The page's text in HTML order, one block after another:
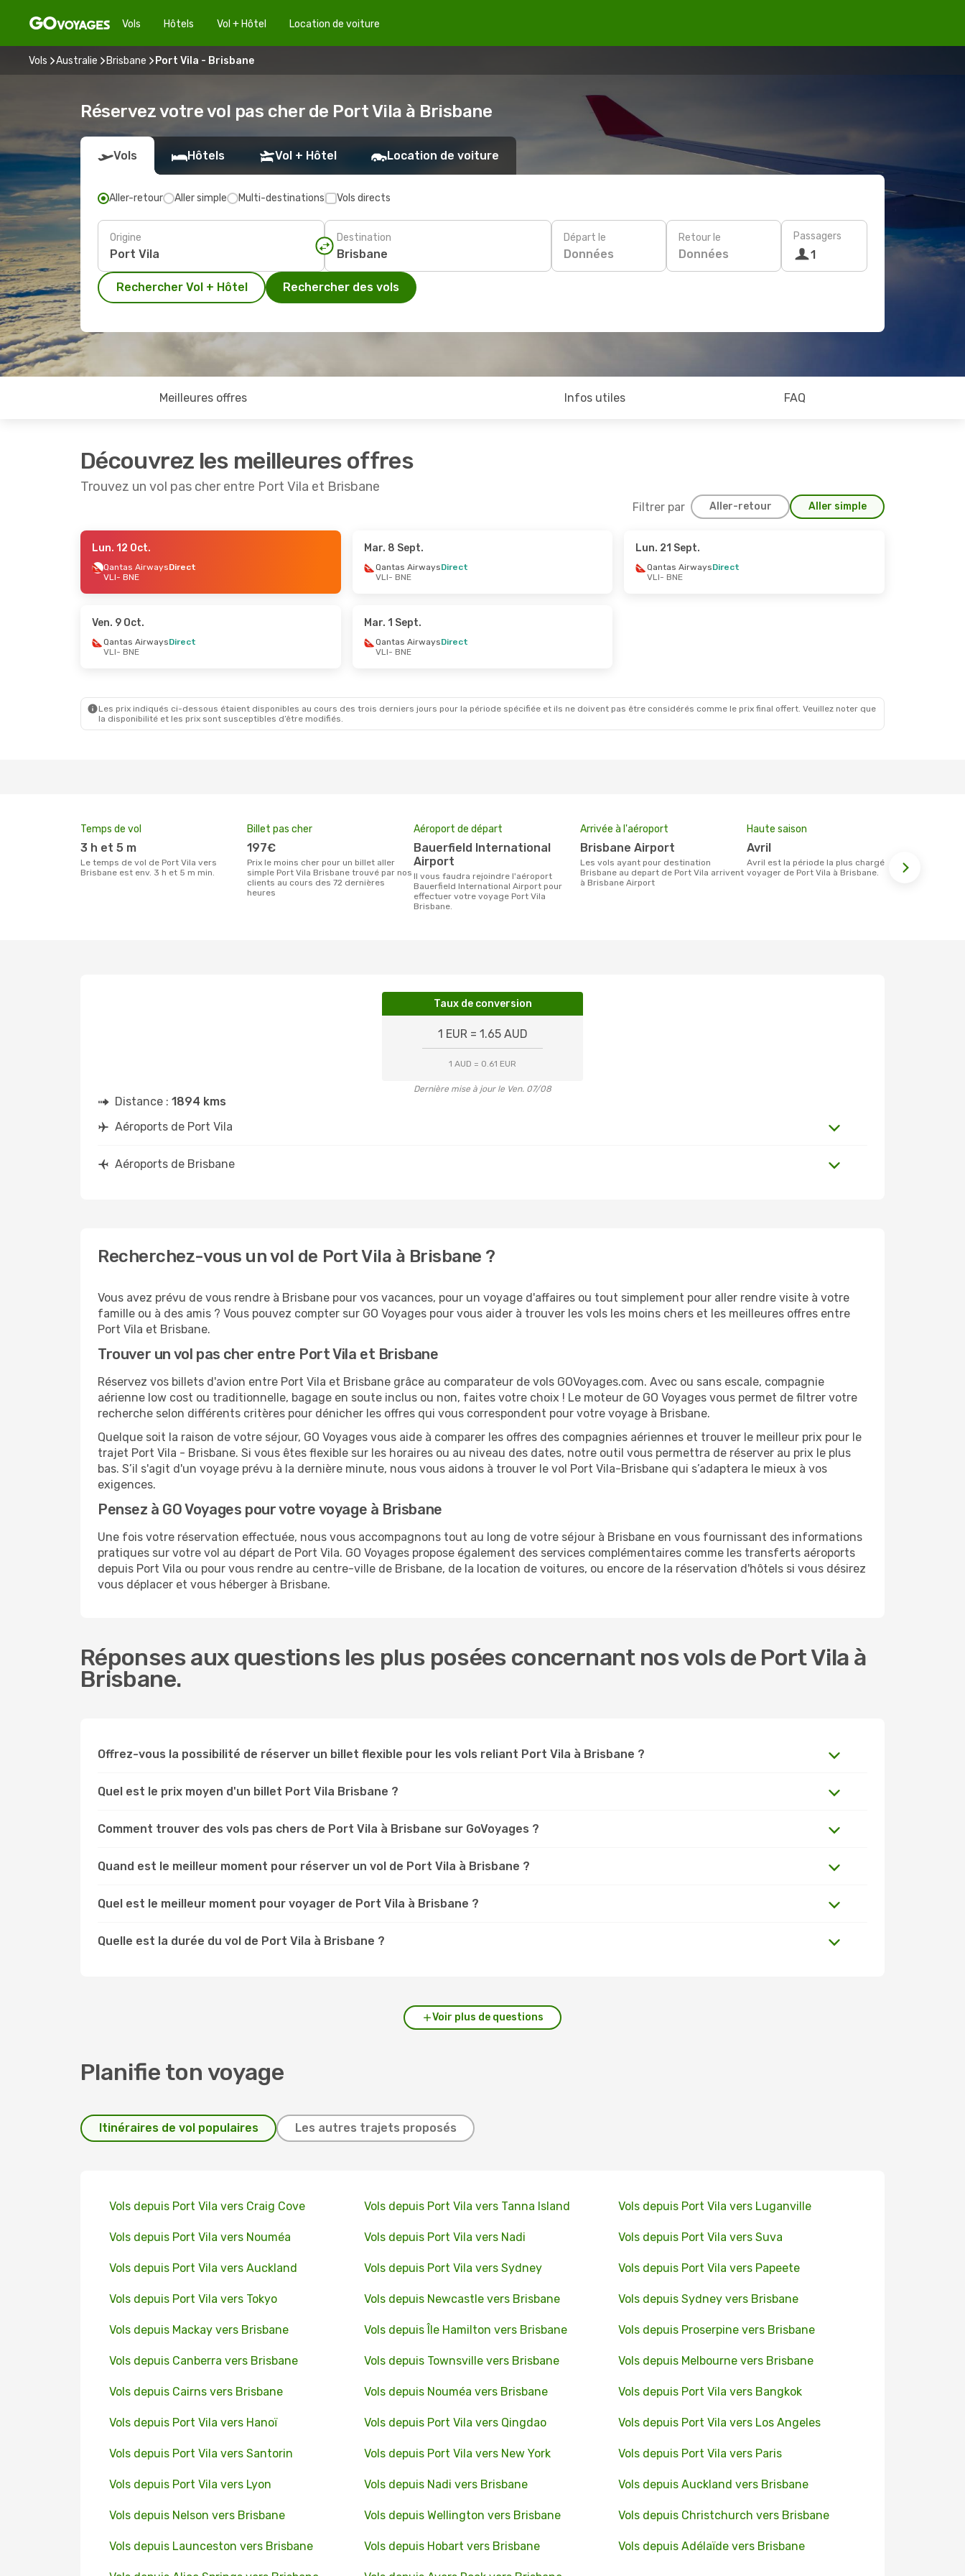
Vols Hôtels Vol + Hôtel Location de voiture
Vols Australie Brisbane Port Vila - Brisbane
Réservez votre vol pas cher de Port Vila à Brisbane
Vols Hôtels Vol + Hôtel Location de voiture
Aller-retour Aller simple Multi-destinations Vols directs
Origine Destination Départ le
Données
Retour le
Données
Passagers
1
Rechercher Vol + Hôtel Rechercher des vols
Meilleures offres Infos utiles FAQ
Découvrez les meilleures offres
Trouvez un vol pas cher entre Port Vila et Brisbane
Filtrer par Aller-retour Aller simple
- Jeu. 10 Sept.
Direct
Lun. 12 Oct.
Qantas AirwaysDirect
VLI- BNE
Mar. 8 Sept.
Qantas AirwaysDirect
VLI- BNE
Lun. 21 Sept.
Qantas AirwaysDirect
VLI- BNE
Ven. 9 Oct.
Qantas AirwaysDirect
VLI- BNE
Mar. 1 Sept.
Qantas AirwaysDirect
VLI- BNE
Les prix indiqués ci-dessous étaient disponibles au cours des trois derniers jours pour la période spécifiée et ils ne doivent pas être considérés comme le prix final offert. Veuillez noter que
la disponibilité et les prix sont susceptibles d’être modifiés.
Temps de vol
3 h et 5 m
Le temps de vol de Port Vila vers
Brisbane est env. 3 h et 5 m min.
Billet pas cher
197€
Prix le moins cher pour un billet aller
simple Port Vila Brisbane trouvé par nos
clients au cours des 72 dernières
heures
Aéroport de départ
Bauerfield International
Airport
Il vous faudra rejoindre l'aéroport
Bauerfield International Airport pour
effectuer votre voyage Port Vila
Brisbane.
Arrivée à l'aéroport
Brisbane Airport
Les vols ayant pour destination
Brisbane au depart de Port Vila arrivent
à Brisbane Airport
Haute saison
avril
avril est la période la plus chargée pour
voyager de Port Vila à Brisbane.
Taux de conversion
1 EUR = 1.65 AUD
1 AUD = 0.61 EUR
Dernière mise à jour le Ven. 07/08
Distance : 1894 kms
Aéroports de Port Vila
Aéroports de Brisbane
Recherchez-vous un vol de Port Vila à Brisbane ?
Vous avez prévu de vous rendre à Brisbane pour vos vacances, pour un voyage d'affaires ou tout simplement pour aller rendre visite à votre
famille ou à des amis ? Vous pouvez compter sur GO Voyages pour vous aider à trouver les vols les moins chers et les meilleures offres entre
Port Vila et Brisbane.
Trouver un vol pas cher entre Port Vila et Brisbane
Réservez vos billets d'avion entre Port Vila et Brisbane grâce au comparateur de vols GOVoyages.com. Avec ou sans escale, compagnie
aérienne low cost ou traditionnelle, bagage en soute inclus ou non, faites votre choix ! Le moteur de GO Voyages vous permet de filtrer votre
recherche selon différents critères pour dénicher les offres qui vous correspondent pour votre voyage à Brisbane.
Quelque soit la raison de votre séjour, GO Voyages vous aide à comparer les offres des compagnies aériennes et trouver le meilleur prix pour le
trajet Port Vila - Brisbane. Si vous êtes flexible sur les horaires ou au niveau des dates, notre outil vous permettra de réserver au prix le plus
bas. S’il s'agit d'un voyage prévu à la dernière minute, nous vous aidons à trouver le vol Port Vila-Brisbane qui s’adaptera le mieux à vos
exigences.
Pensez à GO Voyages pour votre voyage à Brisbane
Une fois votre réservation effectuée, nous vous accompagnons tout au long de votre séjour à Brisbane en vous fournissant des informations
pratiques sur votre vol au départ de Port Vila. GO Voyages propose également des services complémentaires comme les transferts aéroports
depuis Port Vila ou pour vous rendre au centre-ville de Brisbane, de la location de voitures, ou encore de la réservation d'hôtels si vous désirez
vous déplacer et vous héberger à Brisbane.
Réponses aux questions les plus posées concernant nos vols de Port Vila à
Brisbane.
Offrez-vous la possibilité de réserver un billet flexible pour les vols reliant Port Vila à Brisbane ?
Quel est le prix moyen d'un billet Port Vila Brisbane ?
Comment trouver des vols pas chers de Port Vila à Brisbane sur GoVoyages ?
Quand est le meilleur moment pour réserver un vol de Port Vila à Brisbane ?
Quel est le meilleur moment pour voyager de Port Vila à Brisbane ?
Quelle est la durée du vol de Port Vila à Brisbane ?
Voir plus de questions
Planifie ton voyage
Itinéraires de vol populaires Les autres trajets proposés
Vols depuis Port Vila vers Craig Cove Vols depuis Port Vila vers Tanna Island Vols depuis Port Vila vers Luganville
Vols depuis Port Vila vers Nouméa Vols depuis Port Vila vers Nadi Vols depuis Port Vila vers Suva
Vols depuis Port Vila vers Auckland Vols depuis Port Vila vers Sydney Vols depuis Port Vila vers Papeete
Vols depuis Port Vila vers Tokyo Vols depuis Newcastle vers Brisbane Vols depuis Sydney vers Brisbane
Vols depuis Mackay vers Brisbane Vols depuis Île Hamilton vers Brisbane Vols depuis Proserpine vers Brisbane
Vols depuis Canberra vers Brisbane Vols depuis Townsville vers Brisbane Vols depuis Melbourne vers Brisbane
Vols depuis Cairns vers Brisbane Vols depuis Nouméa vers Brisbane Vols depuis Port Vila vers Bangkok
Vols depuis Port Vila vers Hanoï Vols depuis Port Vila vers Qingdao Vols depuis Port Vila vers Los Angeles
Vols depuis Port Vila vers Santorin Vols depuis Port Vila vers New York Vols depuis Port Vila vers Paris
Vols depuis Port Vila vers Lyon Vols depuis Nadi vers Brisbane Vols depuis Auckland vers Brisbane
Vols depuis Nelson vers Brisbane Vols depuis Wellington vers Brisbane Vols depuis Christchurch vers Brisbane
Vols depuis Launceston vers Brisbane Vols depuis Hobart vers Brisbane Vols depuis Adélaïde vers Brisbane